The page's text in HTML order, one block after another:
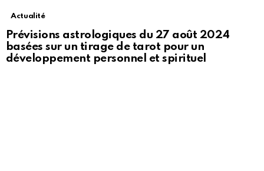
Actualité
Prévisions astrologiques du 27 août 2024
basées sur un tirage de tarot pour un
développement personnel et spirituel